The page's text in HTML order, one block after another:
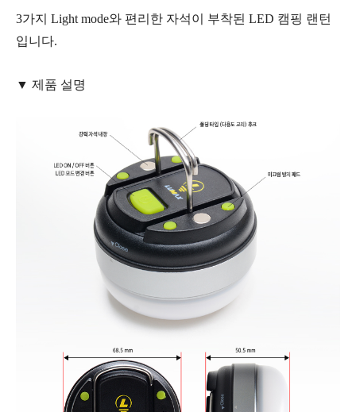
3가지 Light mode와 편리한 자석이 부착된 LED 캠핑 랜턴
입니다.
▼ 제품 설명